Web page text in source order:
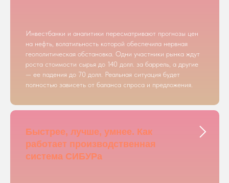
Инвестбанки и аналитики пересматривают прогнозы цен
на нефть, волатильность которой обеспечила нервная
геополитическая обстановка. Одни участники рынка ждут
роста стоимости сырья до 140 долл. за баррель, а другие
— ее падения до 70 долл. Реальная ситуация будет
полностью зависеть от баланса спроса и предложения.
Быстрее, лучше, умнее. Как
работает производственная
система СИБУРа